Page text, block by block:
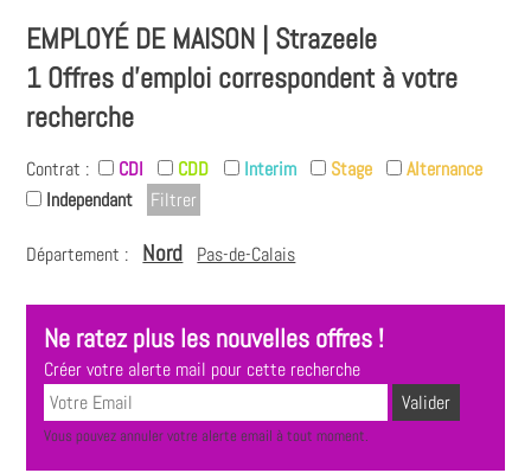
EMPLOYÉ DE MAISON | Strazeele
1 Offres d'emploi correspondent à votre
recherche
Contrat : CDI CDD Interim Stage
Alternance
Independant
Département : Nord Pas-de-Calais
Ne ratez plus les nouvelles offres !
Créer votre alerte mail pour cette recherche
Vous pouvez annuler votre alerte email à tout moment.